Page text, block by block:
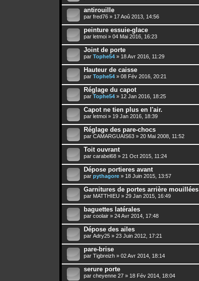
antirouille
par fred76 » 17 Aoû 2013, 14:56
peinture essuie-glace
par letmoi » 04 Mai 2016, 16:23
Joint de porte
par Tophe54 » 18 Avr 2016, 11:29
Hauteur de caisse
par Tophe54 » 08 Fév 2016, 20:21
Réglage du capot
par Tophe54 » 12 Jan 2016, 18:25
Capot ne tien plus en l'air.
par letmoi » 19 Jan 2016, 18:39
Réglage des pare-chocs
par CAMARGUAIS63 » 20 Mai 2008, 11:52
Toit ouvrant
par carabel68 » 21 Oct 2015, 11:24
Dépose portieres avant
par pythagore » 18 Juin 2015, 13:57
Garnitures de portes arrière mouillées
par MATTHIEU » 29 Jan 2015, 16:49
baguettes latérales
par coolair » 24 Avr 2014, 17:48
Dépose des ailes
par Adry25 » 23 Juin 2012, 17:21
pare-brise
par Tigbreizh » 02 Avr 2014, 18:14
serure porte
par cheyenne 27 » 18 Fév 2014, 18:04